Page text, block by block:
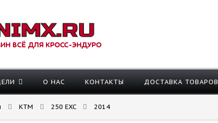
ВСЁ ДЛЯ КРОСС-ЭНДУРО
О НАС КОНТАКТЫ ДОСТАВКА ТОВАРОВ
KTM 250 EXC 2014